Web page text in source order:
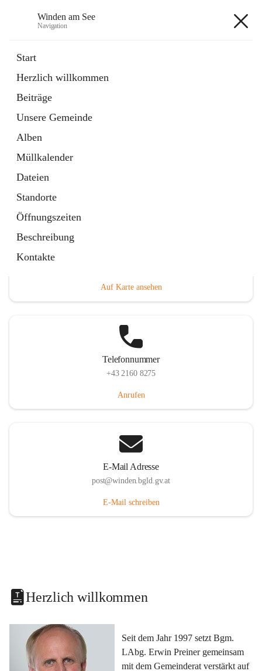
Winden am See
Navigation
Start
Herzlich willkommen
Beiträge
Unsere Gemeinde
Alben
Müllkalender
Dateien
Standorte
Öffnungszeiten
Beschreibung
Kontakte
Externe Webseite
in
Tab
Bebauungsplan
öffnet
in
neuem
Tab
Auf Karte ansehen
Telefonnummer
+43 2160 8275
Anrufen
E-Mail Adresse
post@winden.bgld.gv.at
E-Mail schreiben
Herzlich willkommen
Seit dem Jahr 1997 setzt Bgm.
LAbg. Erwin Preiner gemeinsam
mit dem Gemeinderat verstärkt auf